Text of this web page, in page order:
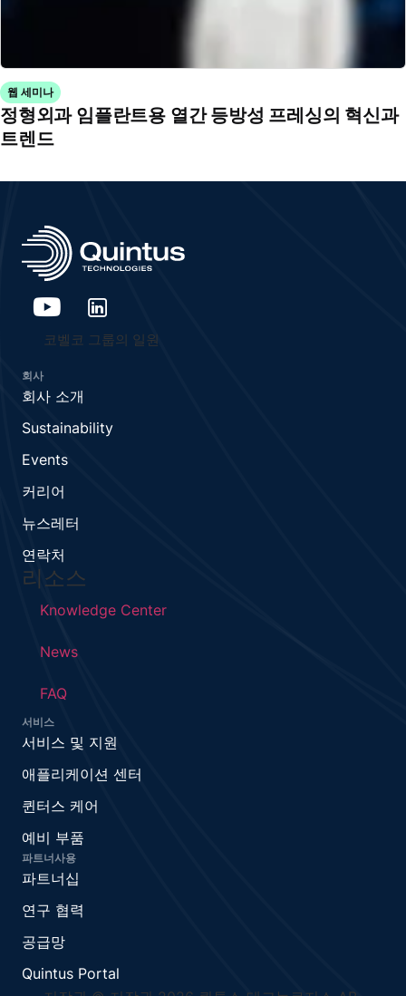
웹 세미나
정형외과 임플란트용 열간 등방성 프레싱의 혁신과
트렌드
코벨코 그룹의 일원
회사
회사 소개
Sustainability
Events
커리어
뉴스레터
연락처
리소스
Knowledge Center
News
FAQ
서비스
서비스 및 지원
애플리케이션 센터
퀸터스 케어
예비 부품
파트너사용
파트너십
연구 협력
공급망
Quintus Portal